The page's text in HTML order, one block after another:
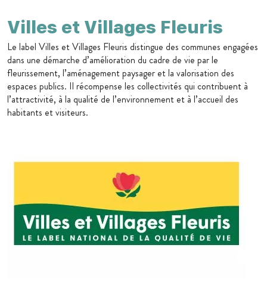
Villes et Villages Fleuris
Le label Villes et Villages Fleuris distingue des communes engagées
dans une démarche d’amélioration du cadre de vie par le
fleurissement, l’aménagement paysager et la valorisation des
espaces publics. Il récompense les collectivités qui contribuent à
l’attractivité, à la qualité de l’environnement et à l’accueil des
habitants et visiteurs.